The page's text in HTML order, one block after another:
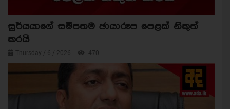
සූර්යයාගේ සමීපතම ඡායාරූප පෙළක් නිකුත්
කරයි
Thursday / 6 / 2026 470